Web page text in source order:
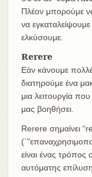
Πλέον μπορούμε
να
ελκύσουμε.
Rerere
Εάν κάνουμε
διατηρούμε ένα
μια λειτουργία
μας βοηθήσει.
Rerere σημαίνει
είναι ένας τρόπος
αυτόματης